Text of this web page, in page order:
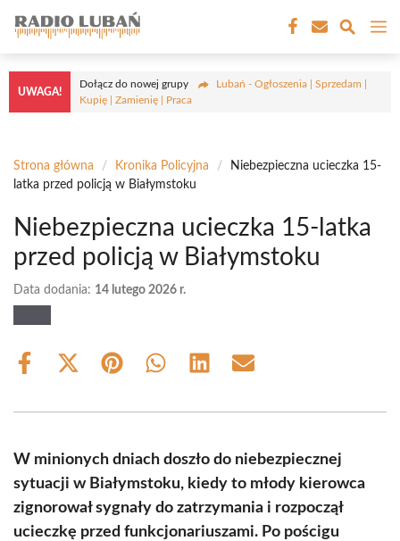
treści
UWAGA!
Dołącz do nowej grupy
Lubań - Ogłoszenia | Sprzedam |
Kupię | Zamienię | Praca
Strona główna / Kronika Policyjna /
Niebezpieczna ucieczka 15-
latka przed policją w Białymstoku
Niebezpieczna ucieczka 15-latka
przed policją w Białymstoku
Data dodania: 14 lutego 2026 r.
Share
Share
(Twitter)
Share Share Share Share
W minionych dniach doszło do niebezpiecznej
sytuacji w Białymstoku, kiedy to młody kierowca
zignorował sygnały do zatrzymania i rozpoczął
ucieczkę przed funkcjonariuszami. Po pościgu